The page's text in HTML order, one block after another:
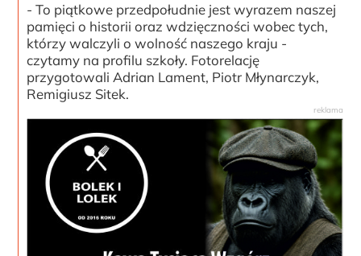
- To piątkowe przedpołudnie jest wyrazem naszej
pamięci o historii oraz wdzięczności wobec tych,
którzy walczyli o wolność naszego kraju -
czytamy na profilu szkoły. Fotorelację
przygotowali Adrian Lament, Piotr Młynarczyk,
Remigiusz Sitek.